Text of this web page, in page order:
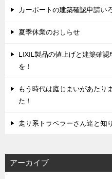
ン
カーポートの建築確認申請い
夏季休業のおしらせ
LIXIL製品の値上げと建築確
を！
もう時代は庭じまいがあたり
た！
走り系トラベラーさん達と知
アーカイブ